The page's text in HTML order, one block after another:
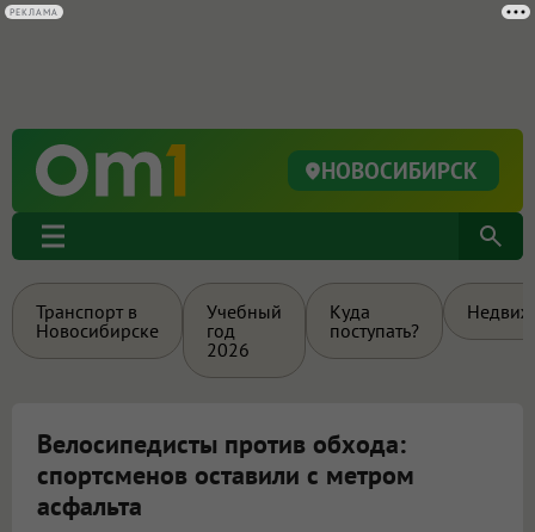
НОВОСИБИРСК
Транспорт в
Новосибирске
Учебный
год
2026
Куда
поступать?
Велосипедисты против обхода:
спортсменов оставили с метром
асфальта
РЕКЛАМА